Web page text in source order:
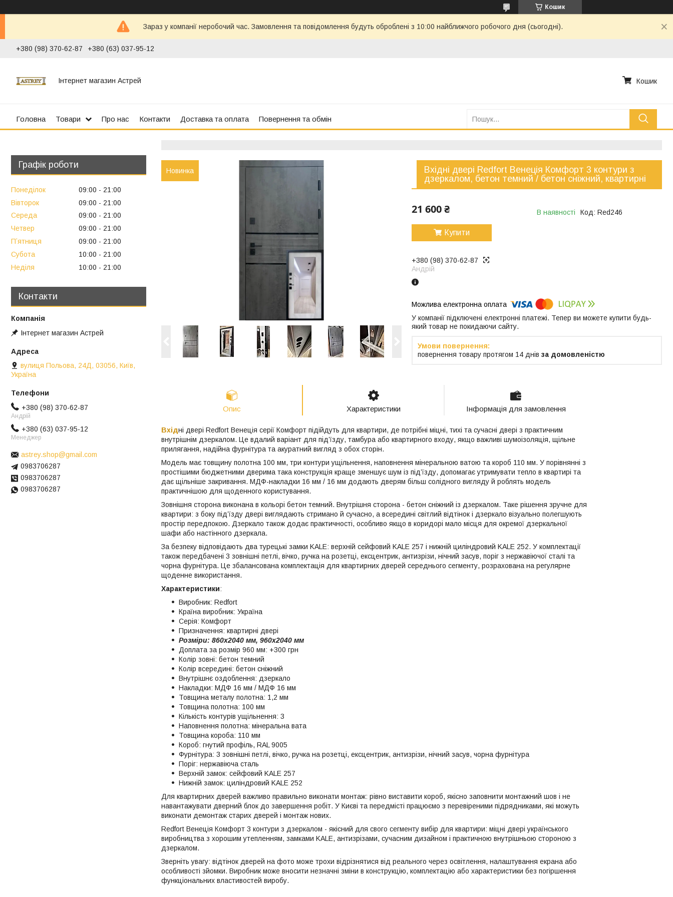
Кошик
Зараз у компанії неробочий час. Замовлення та повідомлення будуть оброблені з 10:00 найближчого робочого дня (сьогодні).
+380 (98) 370-62-87 +380 (63) 037-95-12
Інтернет магазин Астрей Кошик
Головна Товари Про нас Контакти Доставка та оплата Повернення та обмін
Новинка
Вхідні двері Redfort Венеція Комфорт 3 контури з
дзеркалом, бетон темний / бетон сніжний, квартирні
21 600 ₴ В наявності Код: Red246
Купити
+380 (98) 370-62-87
Андрій
У компанії підключені електронні платежі. Тепер ви можете купити будь-
який товар не покидаючи сайту.
повернення товару протягом 14 днів за домовленістю
Опис Характеристики Інформація для замовлення
Вхідні двері Redfort Венеція серії Комфорт підійдуть для квартири, де потрібні міцні, тихі та сучасні двері з практичним
внутрішнім дзеркалом. Це вдалий варіант для під’їзду, тамбура або квартирного входу, якщо важливі шумоізоляція, щільне
прилягання, надійна фурнітура та акуратний вигляд з обох сторін.
Модель має товщину полотна 100 мм, три контури ущільнення, наповнення мінеральною ватою та короб 110 мм. У порівнянні з
простішими бюджетними дверима така конструкція краще зменшує шум із під’їзду, допомагає утримувати тепло в квартирі та
дає щільніше закривання. МДФ-накладки 16 мм / 16 мм додають дверям більш солідного вигляду й роблять модель
практичнішою для щоденного користування.
Зовнішня сторона виконана в кольорі бетон темний. Внутрішня сторона - бетон сніжний із дзеркалом. Таке рішення зручне для
квартири: з боку під’їзду двері виглядають стримано й сучасно, а всередині світлий відтінок і дзеркало візуально полегшують
простір передпокою. Дзеркало також додає практичності, особливо якщо в коридорі мало місця для окремої дзеркальної
шафи або настінного дзеркала.
За безпеку відповідають два турецькі замки KALE: верхній сейфовий KALE 257 і нижній циліндровий KALE 252. У комплектації
також передбачені 3 зовнішні петлі, вічко, ручка на розетці, ексцентрик, антизрізи, нічний засув, поріг з нержавіючої сталі та
чорна фурнітура. Це збалансована комплектація для квартирних дверей середнього сегменту, розрахована на регулярне
щоденне використання.
Характеристики:
Виробник: Redfort
Країна виробник: Україна
Серія: Комфорт
Призначення: квартирні двері
Розміри: 860х2040 мм, 960х2040 мм
Доплата за розмір 960 мм: +300 грн
Колір зовні: бетон темний
Колір всередині: бетон сніжний
Внутрішнє оздоблення: дзеркало
Накладки: МДФ 16 мм / МДФ 16 мм
Товщина металу полотна: 1,2 мм
Товщина полотна: 100 мм
Кількість контурів ущільнення: 3
Наповнення полотна: мінеральна вата
Товщина короба: 110 мм
Короб: гнутий профіль, RAL 9005
Фурнітура: 3 зовнішні петлі, вічко, ручка на розетці, ексцентрик, антизрізи, нічний засув, чорна фурнітура
Поріг: нержавіюча сталь
Верхній замок: сейфовий KALE 257
Нижній замок: циліндровий KALE 252
Для квартирних дверей важливо правильно виконати монтаж: рівно виставити короб, якісно заповнити монтажний шов і не
навантажувати дверний блок до завершення робіт. У Києві та передмісті працюємо з перевіреними підрядниками, які можуть
виконати демонтаж старих дверей і монтаж нових.
Redfort Венеція Комфорт 3 контури з дзеркалом - якісний для свого сегменту вибір для квартири: міцні двері українського
виробництва з хорошим утепленням, замками KALE, антизрізами, сучасним дизайном і практичною внутрішньою стороною з
дзеркалом.
Зверніть увагу: відтінок дверей на фото може трохи відрізнятися від реального через освітлення, налаштування екрана або
особливості зйомки. Виробник може вносити незначні зміни в конструкцію, комплектацію або характеристики без погіршення
функціональних властивостей виробу.
Графік роботи
Понеділок 09:00
21:00
Вівторок
09:00
21:00
Середа
09:00
21:00
Четвер
09:00
21:00
Пʼятниця
09:00
21:00
Субота
10:00
21:00
Неділя
10:00 21:00
Контакти
Інтернет магазин Астрей
вулиця Польова, 24Д, 03056, Київ,
Україна
+380 (98) 370-62-87
Андрій
+380 (63) 037-95-12
Менеджер
astrey.shop@gmail.com
0983706287
0983706287
0983706287